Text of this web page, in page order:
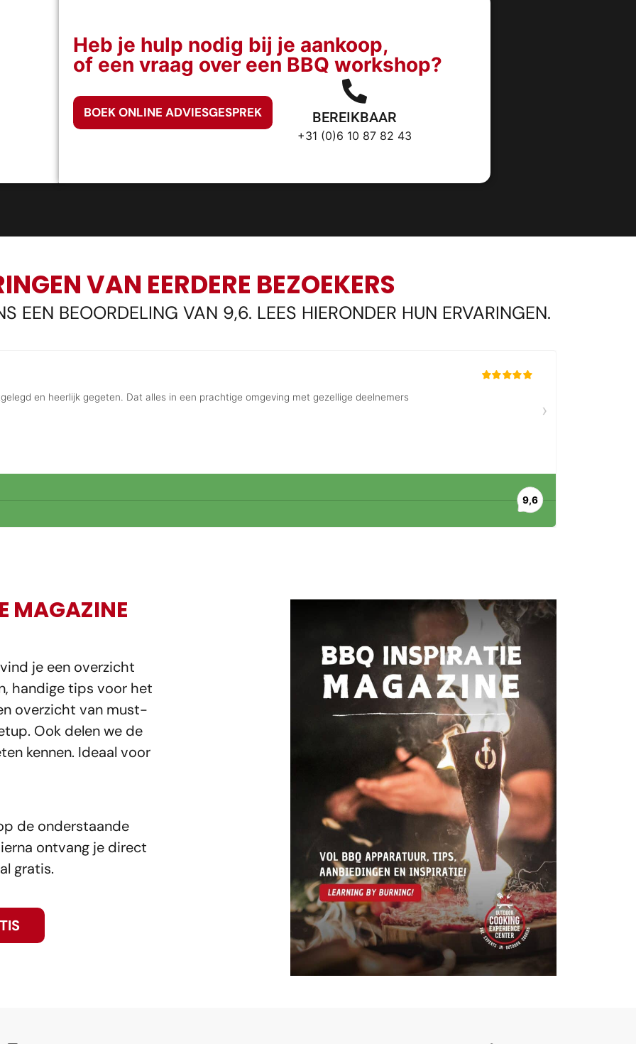
Heb je hulp nodig bij je aankoop,
of een vraag over een BBQ workshop?
BOEK ONLINE ADVIESGESPREK BEREIKBAAR
+31 (0)6 10 87 82 43
VAN EERDERE BEZOEKERS
EEN BEOORDELING VAN 9,6. LEES HIERONDER HUN ERVARINGEN.
MAGAZINE
je een overzicht
handige tips voor het
overzicht van must-
Ook delen we de
kennen. Ideaal voor
de onderstaande
ontvang je direct
gratis.